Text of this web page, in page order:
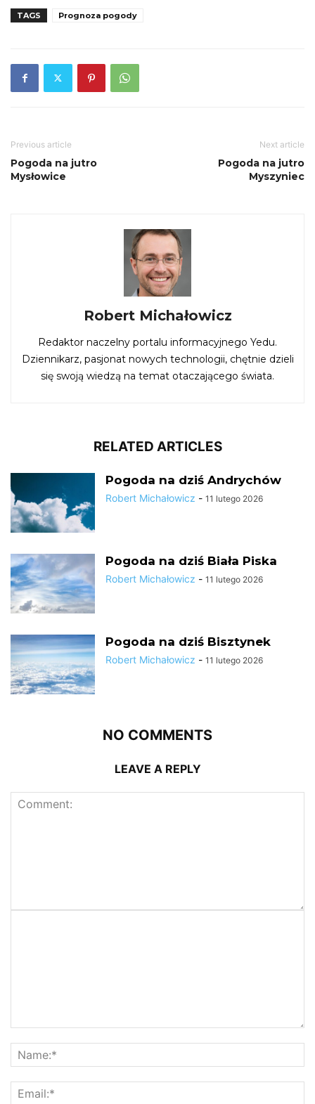
TAGS Prognoza pogody
Previous article
Pogoda na jutro
Mysłowice
Next article
Pogoda na jutro
Myszyniec
Robert Michałowicz
Redaktor naczelny portalu informacyjnego Yedu.
Dziennikarz, pasjonat nowych technologii, chętnie dzieli
się swoją wiedzą na temat otaczającego świata.
RELATED ARTICLES
Pogoda na dziś Andrychów
Robert Michałowicz - 11 lutego 2026
Pogoda na dziś Biała Piska
Robert Michałowicz - 11 lutego 2026
Pogoda na dziś Bisztynek
Robert Michałowicz - 11 lutego 2026
NO COMMENTS
LEAVE A REPLY